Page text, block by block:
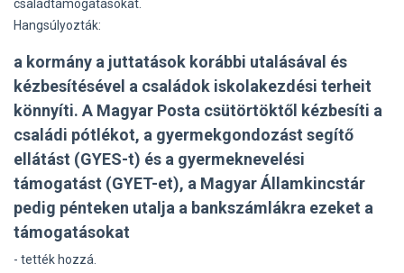
családtámogatásokat.
Hangsúlyozták:
a kormány a juttatások korábbi utalásával és
kézbesítésével a családok iskolakezdési terheit
könnyíti. A Magyar Posta csütörtöktől kézbesíti a
családi pótlékot, a gyermekgondozást segítő
ellátást (GYES-t) és a gyermeknevelési
támogatást (GYET-et), a Magyar Államkincstár
pedig pénteken utalja a bankszámlákra ezeket a
támogatásokat
- tették hozzá.